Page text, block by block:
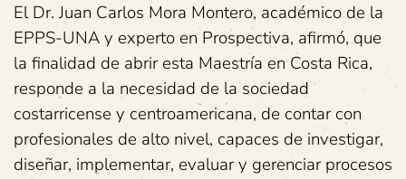
El Dr. Juan Carlos Mora Montero, académico de la
EPPS-UNA y experto en Prospectiva, afirmó, que
la finalidad de abrir esta Maestría en Costa Rica,
responde a la necesidad de la sociedad
costarricense y centroamericana, de contar con
profesionales de alto nivel, capaces de investigar,
diseñar, implementar, evaluar y gerenciar procesos